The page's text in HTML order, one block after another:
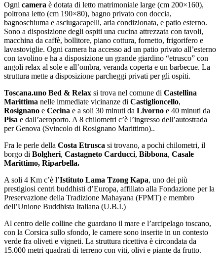
Ogni camera è dotata di letto matrimoniale large (cm 200×160),
poltrona letto (cm 190×80), bagno privato con doccia,
bagnoschiuma e asciugacapelli, aria condizionata, e patio esterno.
Sono a disposizione degli ospiti una cucina attrezzata con tavoli,
macchina da caffè, bollitore, piano cottura, fornetto, frigorifero e
lavastoviglie. Ogni camera ha accesso ad un patio privato all’esterno
con tavolino e ha a disposizione un grande giardino “etrusco” con
angoli relax al sole e all’ombra, veranda coperta e un barbecue. La
struttura mette a disposizione parcheggi privati per gli ospiti.
Toscana.uno Bed & Relax si trova nel comune di Castellina
Marittima nelle immediate vicinanze di Castiglioncello,
Rosignano e Cecina e a soli 30 minuti da Livorno e 40 minuti da
Pisa e dall’aeroporto. A 8 chilometri c’è l’ingresso dell’autostrada
per Genova (Svincolo di Rosignano Marittimo)..
Fra le perle della Costa Etrusca si trovano, a pochi chilometri, il
borgo di Bolgheri, Castagneto Carducci, Bibbona, Casale
Marittimo, Riparbella.
A soli 4 Km c’è l’Istituto Lama Tzong Kapa, uno dei più
prestigiosi centri buddhisti d’Europa, affiliato alla Fondazione per la
Preservazione della Tradizione Mahayana (FPMT) e membro
dell’Unione Buddhista Italiana (U.B.I.)
Al centro delle colline che guardano il mare e l’arcipelago toscano,
con la Corsica sullo sfondo, le camere sono inserite in un contesto
verde fra oliveti e vigneti. La struttura ricettiva è circondata da
15.000 metri quadrati di terreno con viti, olivi e piante da frutto.